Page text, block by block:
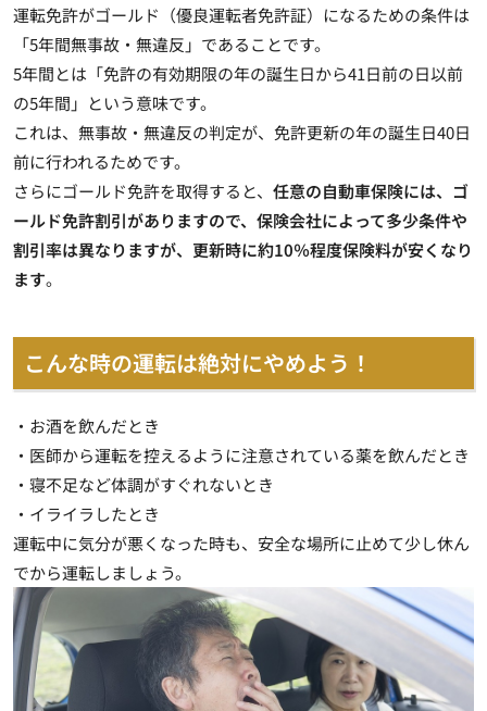
運転免許がゴールド（優良運転者免許証）になるための条件は
「5年間無事故・無違反」であることです。
5年間とは「免許の有効期限の年の誕生日から41日前の日以前
の5年間」という意味です。
これは、無事故・無違反の判定が、免許更新の年の誕生日40日
前に行われるためです。
さらにゴールド免許を取得すると、 任意の自動車保険には、ゴ
ールド免許割引がありますので、保険会社によって多少条件や
割引率は異なりますが、更新時に約10％程度保険料が安くなり
ます。
こんな時の運転は絶対にやめよう！
・お酒を飲んだとき
・医師から運転を控えるように注意されている薬を飲んだとき
・寝不足など体調がすぐれないとき
・イライラしたとき
運転中に気分が悪くなった時も、安全な場所に止めて少し休ん
でから運転しましょう。